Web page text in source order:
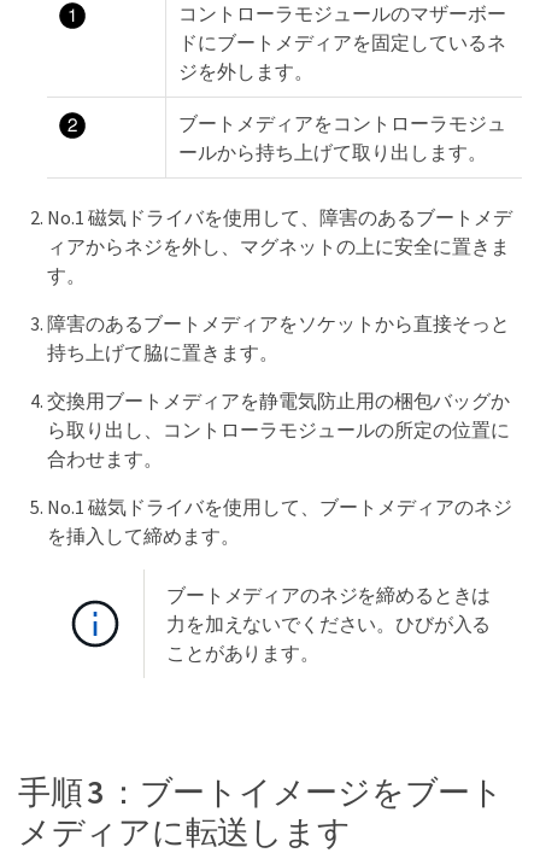
コントローラモジュールのマザーボー
ドにブートメディアを固定しているネ
ジを外します。
ブートメディアをコントローラモジュ
ールから持ち上げて取り出します。
No.1 磁気ドライバを使用して、障害のあるブートメデ
ィアからネジを外し、マグネットの上に安全に置きま
す。
障害のあるブートメディアをソケットから直接そっと
持ち上げて脇に置きます。
交換用ブートメディアを静電気防止用の梱包バッグか
ら取り出し、コントローラモジュールの所定の位置に
合わせます。
No.1 磁気ドライバを使用して、ブートメディアのネジ
を挿入して締めます。
ブートメディアのネジを締めるときは
力を加えないでください。ひびが入る
ことがあります。
手順 3 ：ブートイメージをブート
メディアに転送します